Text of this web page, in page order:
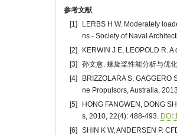
参考文献
[1]
LERBS H W. Moderately
ns - Society of Naval
[2]
KERWIN J E, LEOPOLD R.
[3]
孙文愈. 螺旋桨性能分析与优
[4]
BRIZZOLARA S,
ne Propulsors, Australia,
[5]
HONG FANGWEN, DONG
s, 2010, 22(4): 488-493.
[6]
SHIN K W, ANDERSEN P.